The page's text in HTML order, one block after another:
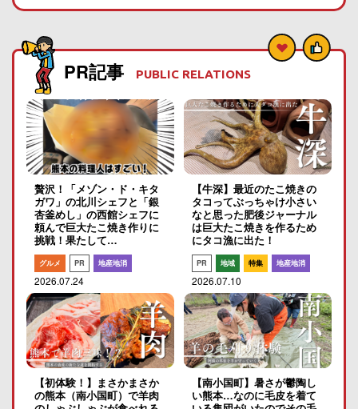
PR記事 PUBLIC RELATIONS
贅沢！「メゾン・ド・キタ
ガワ」の北川シェフと「銀
杏釜めし」の西館シェフに
頼んで巨大たこ焼き作りに
挑戦！果たして…
グルメ PR 地産地消
2026.07.24
【牛深】最近のたこ焼きの
タコってぶっちゃけ小さい
なと思った肥後ジャーナル
は巨大たこ焼きを作るため
にタコ漁に出た！
PR 地域 特集 地産地消
2026.07.10
【初体験！】まさかまさか
の熊本（南小国町）で羊肉
【南小国町】暑さが鬱陶し
い熊本…なのに毛皮を着て